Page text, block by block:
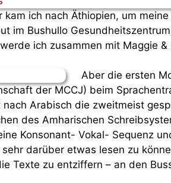
kam ich nach Äthiopien, um
im Bushullo
ich zusammen mit Maggie
Aber die ersten
der MCCJ) beim
nach Arabisch die zweitmeist
des Amharischen
Konsonant- Vokal- Sequenz
darüber etwas lesen zu
Texte zu entziffern – an den